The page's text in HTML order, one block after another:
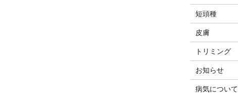
短頭種
皮膚
トリミング
お知らせ
病気について